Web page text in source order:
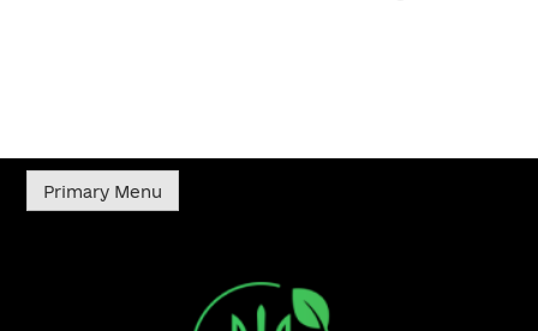
Primary Menu